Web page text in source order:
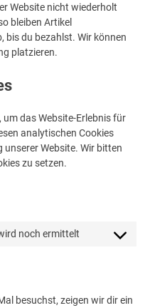
Website nicht wiederholt
bleiben Artikel
bis du bezahlst. Wir können
platzieren.
das Website-Erlebnis für
analytischen Cookies
Website. Wir bitten
zu setzen.
noch ermittelt
Consent
besuchst, zeigen wir dir ein